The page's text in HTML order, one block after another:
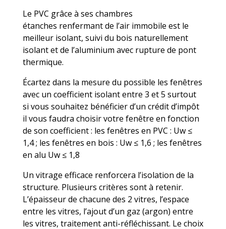
Le PVC grâce à ses chambres
étanches renfermant de l’air immobile est le
meilleur isolant, suivi du bois naturellement
isolant et de l’aluminium avec rupture de pont
thermique.
Écartez dans la mesure du possible les fenêtres
avec un coefficient isolant entre 3 et 5 surtout
si vous souhaitez bénéficier d’un crédit d’impôt
il vous faudra choisir votre fenêtre en fonction
de son coefficient : les fenêtres en PVC : Uw ≤
1,4 ; les fenêtres en bois : Uw ≤ 1,6 ; les fenêtres
en alu Uw ≤ 1,8
Un vitrage efficace renforcera l’isolation de la
structure. Plusieurs critères sont à retenir.
L’épaisseur de chacune des 2 vitres, l’espace
entre les vitres, l’ajout d’un gaz (argon) entre
les vitres, traitement anti-réfléchissant. Le choix